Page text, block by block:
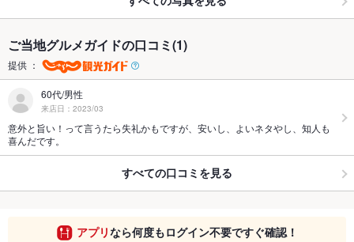
ご当地グルメガイドの口コミ(1)
提供 ：
60代/男性
来店日：2023/03
意外と旨い！って言うたら失礼かもですが、安いし、よいネタやし、知人も
喜んだです。
すべての口コミを見る
アプリなら何度もログイン不要ですぐ確認！